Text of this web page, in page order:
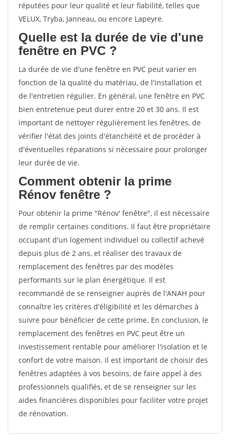
réputées pour leur qualité et leur fiabilité, telles que
VELUX, Tryba, Janneau, ou encore Lapeyre.
Quelle est la durée de vie d'une
fenêtre en PVC ?
La durée de vie d'une fenêtre en PVC peut varier en
fonction de la qualité du matériau, de l'installation et
de l'entretien régulier. En général, une fenêtre en PVC
bien entretenue peut durer entre 20 et 30 ans. Il est
important de nettoyer régulièrement les fenêtres, de
vérifier l'état des joints d'étanchéité et de procéder à
d'éventuelles réparations si nécessaire pour prolonger
leur durée de vie.
Comment obtenir la prime
Rénov fenêtre ?
Pour obtenir la prime "Rénov' fenêtre", il est nécessaire
de remplir certaines conditions. Il faut être propriétaire
occupant d'un logement individuel ou collectif achevé
depuis plus de 2 ans, et réaliser des travaux de
remplacement des fenêtres par des modèles
performants sur le plan énergétique. Il est
recommandé de se renseigner auprès de l'ANAH pour
connaître les critères d'éligibilité et les démarches à
suivre pour bénéficier de cette prime. En conclusion, le
remplacement des fenêtres en PVC peut être un
investissement rentable pour améliorer l'isolation et le
confort de votre maison. Il est important de choisir des
fenêtres adaptées à vos besoins, de faire appel à des
professionnels qualifiés, et de se renseigner sur les
aides financières disponibles pour faciliter votre projet
de rénovation.